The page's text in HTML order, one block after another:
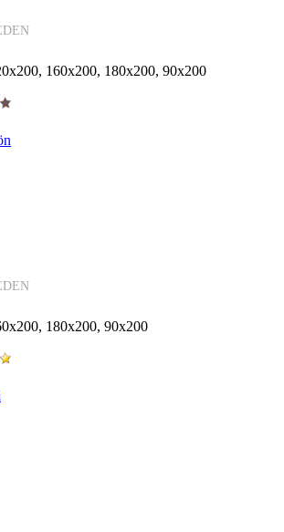
160x200, 180x200, 90x200
180x200, 90x200